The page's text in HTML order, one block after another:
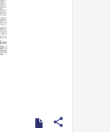
share